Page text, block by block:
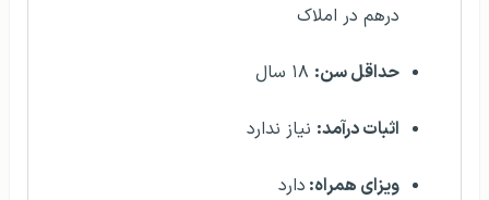
درهم در املاک
حداقل سن:
اثبات درآمد: نیاز ندارد
ویزای همراه: دارد